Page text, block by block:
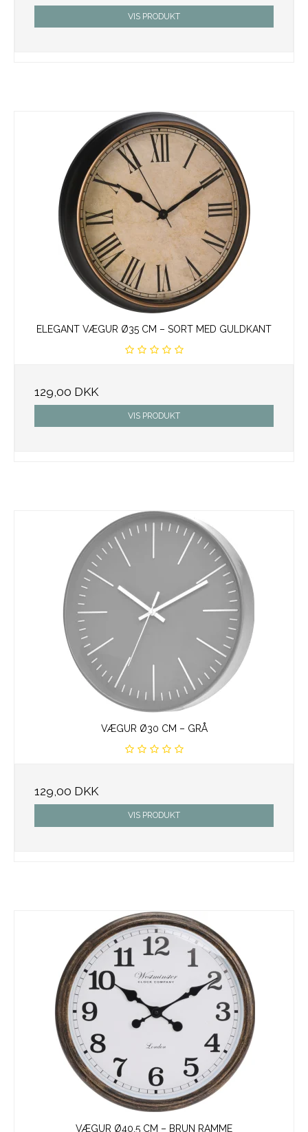
VIS PRODUKT
ELEGANT VÆGUR Ø35 CM – SORT MED GULDKANT
129,00 DKK
VIS PRODUKT
VÆGUR Ø30 CM – GRÅ
129,00 DKK
VIS PRODUKT
VÆGUR Ø40,5 CM – BRUN RAMME